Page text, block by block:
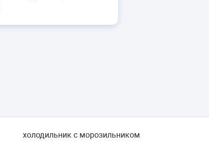
холодильник с морозильником